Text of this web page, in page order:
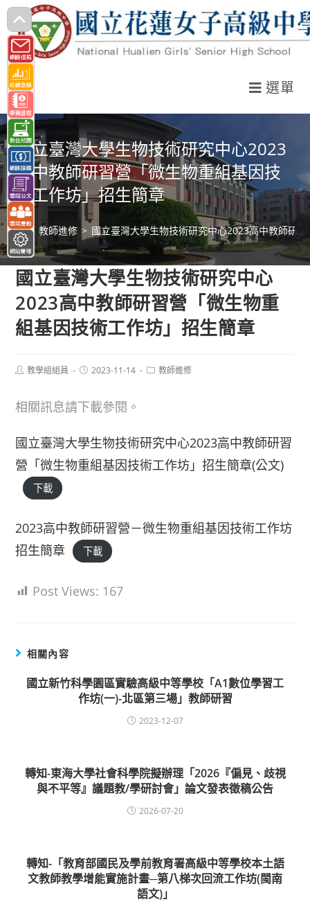
跳
轉
至
主
要
內
容
選單
國立臺灣大學生物技術研究中心2023
高中教師研習營「微生物重組基因技
術工作坊」招生簡章
> 教師進修 > 國立臺灣大學生物技術研究中心2023高中教師研
國立臺灣大學生物技術研究中心
2023高中教師研習營「微生物重
組基因技術工作坊」招生簡章
Post教學組組員
Post2023-11-14
Post教師進修
相關訊息請下載參閱。
國立臺灣大學生物技術研究中心2023高中教師研習
營「微生物重組基因技術工作坊」招生簡章(公文)
下載
2023高中教師研習營－微生物重組基因技術工作坊
招生簡章
下載
Post Views: 167
相關內容
國立新竹科學園區實驗高級中等學校「A1數位學習工
作坊(一)-北區第三場」教師研習
2023-12-07
轉知-東海大學社會科學院擬辦理「2026『偏見、歧視
與不平等』議題教/學研討會」論文發表徵稿公告
2026-07-20
轉知-「教育部國民及學前教育署高級中等學校本土語
文教師教學增能實施計畫─第八梯次回流工作坊(閩南
語文)」